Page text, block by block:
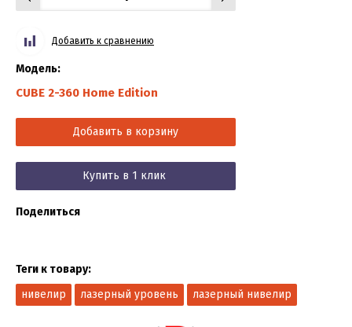
Добавить к сравнению
Модель:
CUBE 2-360 Home Edition
Добавить в корзину
Купить в 1 клик
Поделиться
Теги к товару:
нивелир
лазерный уровень лазерный нивелир